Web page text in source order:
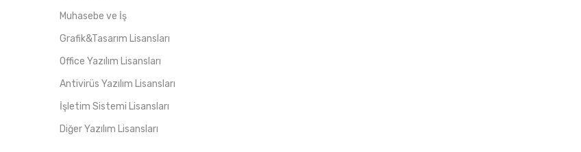
Muhasebe ve İş
Grafik&Tasarım Lisansları
Office Yazılım Lisansları
Antivirüs Yazılım Lisansları
İşletim Sistemi Lisansları
Diğer Yazılım Lisansları